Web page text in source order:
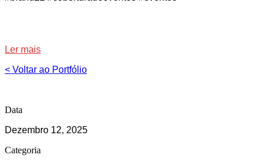
Ler mais
< Voltar ao Portfólio
Data
Dezembro 12, 2025
Categoria